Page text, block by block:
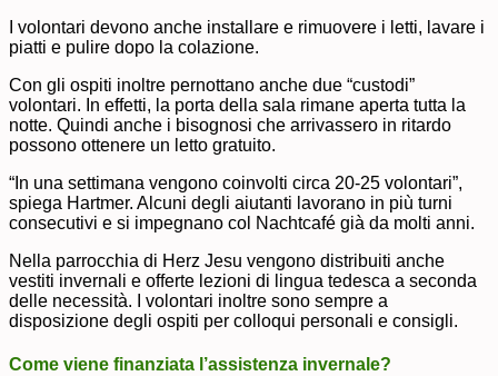
I volontari devono anche installare e rimuovere i letti, lavare i
piatti e pulire dopo la colazione.
Con gli ospiti inoltre pernottano anche due “custodi”
volontari. In effetti, la porta della sala rimane aperta tutta la
notte. Quindi anche i bisognosi che arrivassero in ritardo
possono ottenere un letto gratuito.
“In una settimana vengono coinvolti circa 20-25 volontari”,
spiega Hartmer. Alcuni degli aiutanti lavorano in più turni
consecutivi e si impegnano col Nachtcafé già da molti anni.
Nella parrocchia di Herz Jesu vengono distribuiti anche
vestiti invernali e offerte lezioni di lingua tedesca a seconda
delle necessità. I volontari inoltre sono sempre a
disposizione degli ospiti per colloqui personali e consigli.
Come viene finanziata l’assistenza invernale?